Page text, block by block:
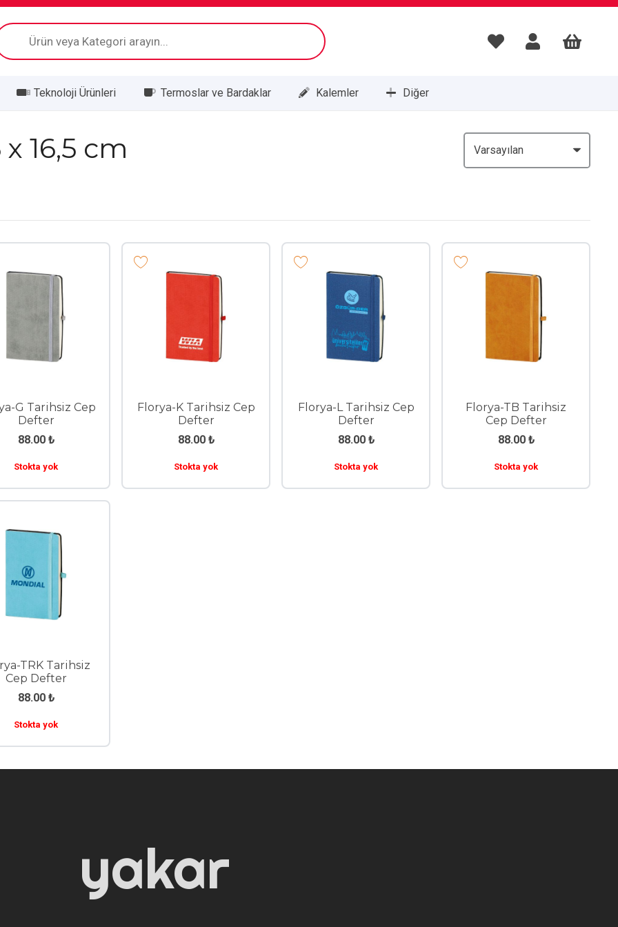
Teknoloji Ürünleri Termoslar ve Bardaklar Kalemler Diğer
x 16,5 cm
G Tarihsiz Cep
Defter
88.00 ₺
Stokta yok
Florya-K Tarihsiz Cep
Defter
88.00 ₺
Stokta yok
Florya-L Tarihsiz Cep
Defter
88.00 ₺
Stokta yok
Florya-TB Tarihsiz
Cep Defter
88.00 ₺
Stokta yok
TRK Tarihsiz
Cep Defter
88.00 ₺
Stokta yok
yakar